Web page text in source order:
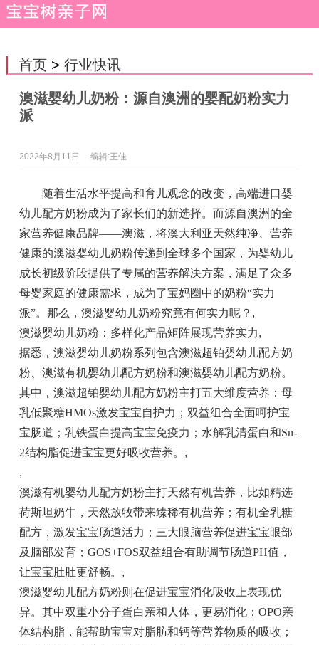
首页> 行业快讯
澳滋婴幼儿奶粉：源自澳洲的婴配奶粉实力
派
2022年8月11日 编辑:王佳
随着生活水平提高和育儿观念的改变，高端进口婴
幼儿配方奶粉成为了家长们的新选择。而源自澳洲的全
家营养健康品牌——澳滋，将澳大利亚天然纯净、营养
健康的澳滋婴幼儿奶粉传递到全球多个国家，为婴幼儿
成长初级阶段提供了专属的营养解决方案，满足了众多
母婴家庭的健康需求，成为了宝妈圈中的奶粉“实力
派”。那么，澳滋婴幼儿奶粉究竟有何实力呢？ ,
澳滋婴幼儿奶粉：多样化产品矩阵展现营养实力,
据悉，澳滋婴幼儿奶粉系列包含澳滋超铂婴幼儿配方奶
粉、澳滋有机婴幼儿配方奶粉和澳滋婴幼儿配方奶粉。
其中，澳滋超铂婴幼儿配方奶粉主打五大维度营养：母
乳低聚糖HMOs激发宝宝自护力；双益组合全面呵护宝
宝肠道；乳铁蛋白提高宝宝免疫力；水解乳清蛋白和Sn-
2结构脂促进宝宝更好吸收营养。 ,
,
澳滋有机婴幼儿配方奶粉主打天然有机营养，比如精选
荷斯坦奶牛，天然放牧带来臻稀有机营养；有机全乳糖
配方，激发宝宝肠道活力；三大眼脑营养促进宝宝眼部
及脑部发育；GOS+FOS双益组合有助调节肠道PH值，
让宝宝肚肚更舒畅。 ,
澳滋婴幼儿配方奶粉则在促进宝宝消化吸收上表现优
异。其中双重小分子蛋白亲和人体，更易消化；OPO亲
体结构脂，能帮助宝宝对脂肪和钙等营养物质的吸收；